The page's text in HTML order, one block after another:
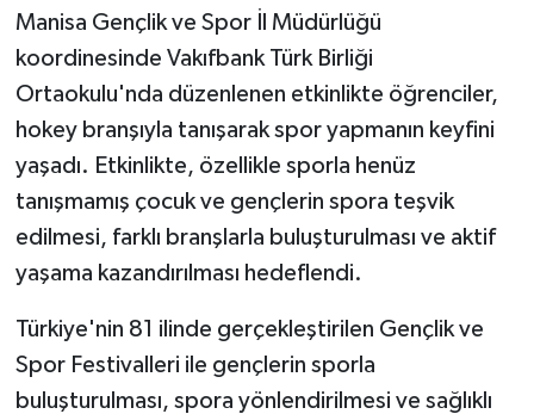
Manisa Gençlik ve Spor İl Müdürlüğü
koordinesinde Vakıfbank Türk Birliği
Ortaokulu'nda düzenlenen etkinlikte öğrenciler,
hokey branşıyla tanışarak spor yapmanın keyfini
yaşadı. Etkinlikte, özellikle sporla henüz
tanışmamış çocuk ve gençlerin spora teşvik
edilmesi, farklı branşlarla buluşturulması ve aktif
yaşama kazandırılması hedeflendi.
Türkiye'nin 81 ilinde gerçekleştirilen Gençlik ve
Spor Festivalleri ile gençlerin sporla
buluşturulması, spora yönlendirilmesi ve sağlıklı